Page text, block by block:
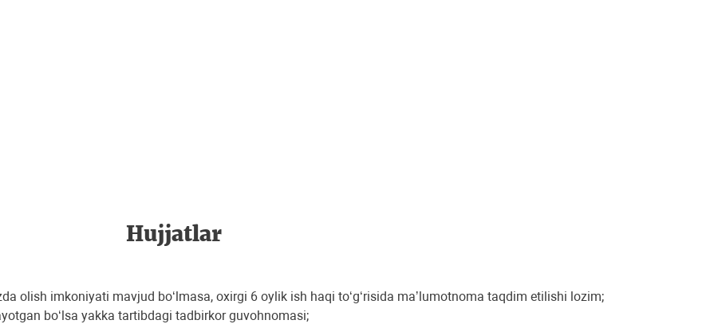
Hujjatlar
olish imkoniyati mavjud bo‘lmasa, oxirgi 6 oylik ish haqi to‘g‘risida maʼlumotnoma taqdim etilishi lozim;
bo‘lsa yakka tartibdagi tadbirkor guvohnomasi;